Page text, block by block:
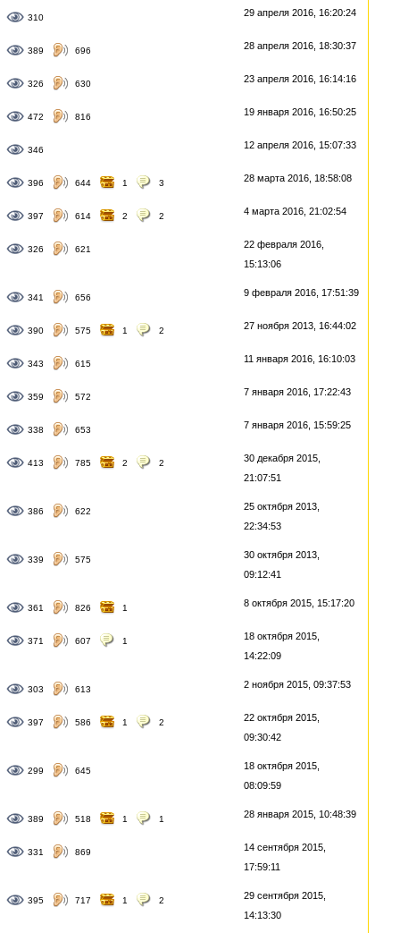
310 29 апреля 2016, 16:20:24
389 696 28 апреля 2016, 18:30:37
326 630 23 апреля 2016, 16:14:16
472 816 19 января 2016, 16:50:25
346 12 апреля 2016, 15:07:33
396 644 1 3 28 марта 2016, 18:58:08
397 614 2 2 4 марта 2016, 21:02:54
326 621
22 февраля 2016,
15:13:06
341 656 9 февраля 2016, 17:51:39
390 575 1 2 27 ноября 2013, 16:44:02
343 615 11 января 2016, 16:10:03
359 572 7 января 2016, 17:22:43
338 653 7 января 2016, 15:59:25
413 785 2 2
30 декабря 2015,
21:07:51
386 622
25 октября 2013,
22:34:53
339 575
30 октября 2013,
09:12:41
361 826 1 8 октября 2015, 15:17:20
371 607 1
18 октября 2015,
14:22:09
303 613 2 ноября 2015, 09:37:53
397 586 1 2
22 октября 2015,
09:30:42
299 645
18 октября 2015,
08:09:59
389 518 1 1 28 января 2015, 10:48:39
331 869
14 сентября 2015,
17:59:11
395 717 1 2
29 сентября 2015,
14:13:30